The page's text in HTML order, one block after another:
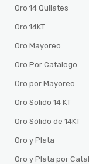
Oro 14 Quilates
Oro 14KT
Oro Mayoreo
Oro Por Catalogo
Oro por Mayoreo
Oro Solido 14 KT
Oro Sólido de 14KT
Oro y Plata
Oro y Plata por